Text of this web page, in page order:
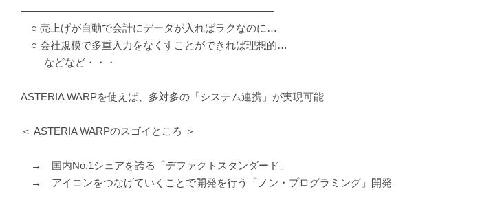
————————————————————————–
○ 売上げが自動で会計にデータが入ればラクなのに…
○ 会社規模で多重入力をなくすことができれば理想的…
などなど・・・
ASTERIA WARPを使えば、多対多の「システム連携」が実現可能
＜ ASTERIA WARPのスゴイところ ＞
→ 国内No.1シェアを誇る「デファクトスタンダード」
→ アイコンをつなげていくことで開発を行う「ノン・プログラミング」開発